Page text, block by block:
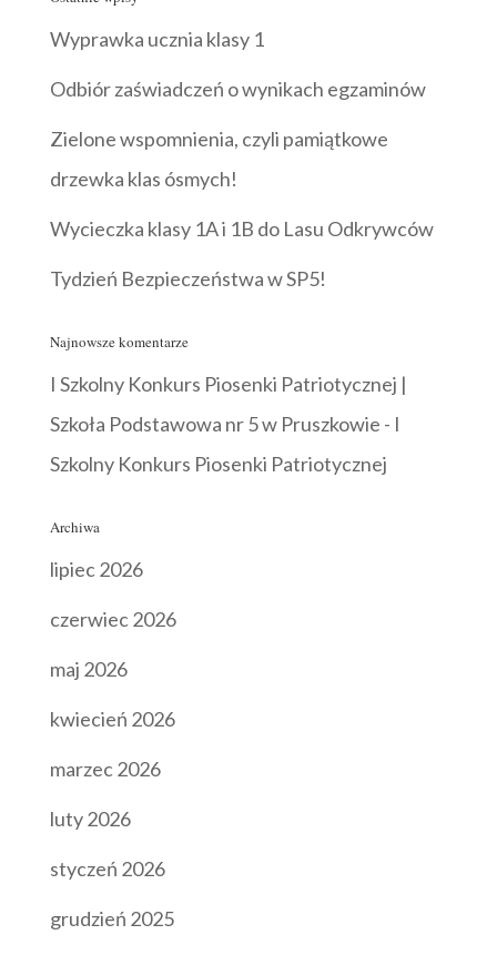
Wyprawka ucznia klasy 1
Odbiór zaświadczeń o wynikach egzaminów
Zielone wspomnienia, czyli pamiątkowe
drzewka klas ósmych!
Wycieczka klasy 1A i 1B do Lasu Odkrywców
Tydzień Bezpieczeństwa w SP5!
Najnowsze komentarze
I Szkolny Konkurs Piosenki Patriotycznej |
Szkoła Podstawowa nr 5 w Pruszkowie - I
Szkolny Konkurs Piosenki Patriotycznej
Archiwa
lipiec 2026
czerwiec 2026
maj 2026
kwiecień 2026
marzec 2026
luty 2026
styczeń 2026
grudzień 2025